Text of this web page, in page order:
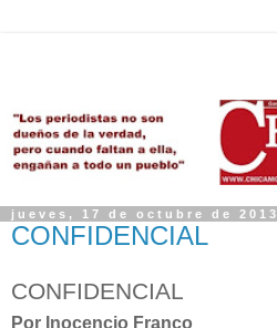
jueves, 17 de octubre de 2013
CONFIDENCIAL
CONFIDENCIAL
Por Inocencio Franco